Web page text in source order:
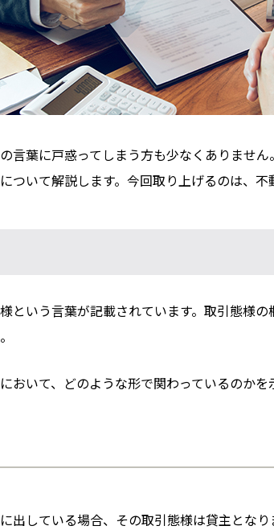
言葉に戸惑ってしまう方も少なくありませ
いて解説します。今回取り上げるのは、不
という言葉が記載されています。取引態様
おいて、どのような形で関わっているのか
出している場合、その取引態様は貸主とな